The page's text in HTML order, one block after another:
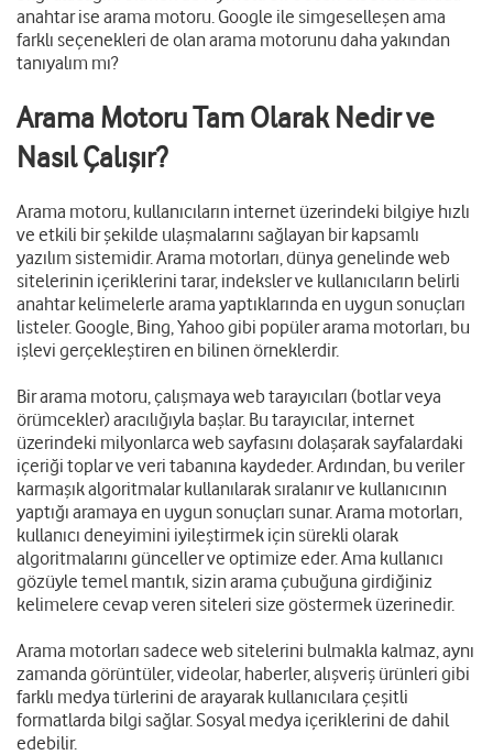
anahtar ise arama motoru. Google ile simgeselleşen ama
farklı seçenekleri de olan arama motorunu daha yakından
tanıyalım mı?
Arama Motoru Tam Olarak Nedir ve
Nasıl Çalışır?
Arama motoru, kullanıcıların internet üzerindeki bilgiye hızlı
ve etkili bir şekilde ulaşmalarını sağlayan bir kapsamlı
yazılım sistemidir. Arama motorları, dünya genelinde web
sitelerinin içeriklerini tarar, indeksler ve kullanıcıların belirli
anahtar kelimelerle arama yaptıklarında en uygun sonuçları
listeler. Google, Bing, Yahoo gibi popüler arama motorları, bu
işlevi gerçekleştiren en bilinen örneklerdir.
Bir arama motoru, çalışmaya web tarayıcıları (botlar veya
örümcekler) aracılığıyla başlar. Bu tarayıcılar, internet
üzerindeki milyonlarca web sayfasını dolaşarak sayfalardaki
içeriği toplar ve veri tabanına kaydeder. Ardından, bu veriler
karmaşık algoritmalar kullanılarak sıralanır ve kullanıcının
yaptığı aramaya en uygun sonuçları sunar. Arama motorları,
kullanıcı deneyimini iyileştirmek için sürekli olarak
algoritmalarını günceller ve optimize eder. Ama kullanıcı
gözüyle temel mantık, sizin arama çubuğuna girdiğiniz
kelimelere cevap veren siteleri size göstermek üzerinedir.
Arama motorları sadece web sitelerini bulmakla kalmaz, aynı
zamanda görüntüler, videolar, haberler, alışveriş ürünleri gibi
farklı medya türlerini de arayarak kullanıcılara çeşitli
formatlarda bilgi sağlar. Sosyal medya içeriklerini de dahil
edebilir.